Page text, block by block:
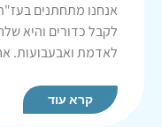
אנחנו מתחתנים
לקבל כדורים והיא
לאדמת ואבעבועות.
קרא עוד